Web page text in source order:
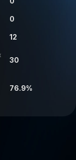
0
12
30
76.9%